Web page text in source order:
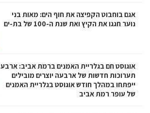
אגם בוחבוט הקפיצה את חוף הים: מאות בני
נוער חגגו את הקיץ ואת שנת ה-100 של בת-ים
אוגוסט חם בגלריית האמנים ברמת אביב: ארבע
תערוכות חדשות של ארבעה יוצרים מובילים
ייפתחו במהלך חודש אוגוסט בגלריית האמנים
של עופר רמת אביב